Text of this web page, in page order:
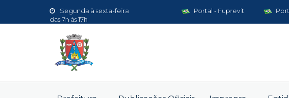
Segunda à sexta-feira
das 7h às 17h
Portal - Fuprevit